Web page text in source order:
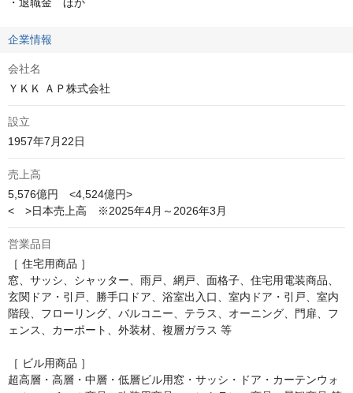
企業情報
会社名
ＹＫＫ ＡＰ株式会社
設立
1957年7月22日
売上高
5,576億円　<4,524億円>
<　>日本売上高　※2025年4月～2026年3月
営業品目
［ 住宅用商品 ］
窓、サッシ、シャッター、雨戸、網戸、面格子、住宅用電装商品、
玄関ドア・引戸、勝手口ドア、浴室出入口、室内ドア・引戸、室内
階段、フローリング、バルコニー、テラス、オーニング、門扉、フ
ェンス、カーポート、外装材、複層ガラス 等
［ ビル用商品 ］
超高層・高層・中層・低層ビル用窓・サッシ・ドア・カーテンウォ